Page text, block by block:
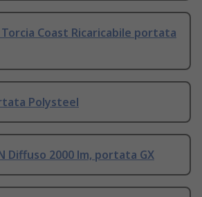
Torcia Coast Ricaricabile portata
Polysteel
Diffuso 2000 lm, portata GX